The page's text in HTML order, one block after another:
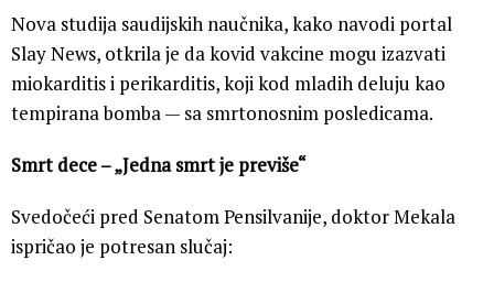
Nova studija saudijskih naučnika, kako navodi portal
Slay News, otkrila je da kovid vakcine mogu izazvati
miokarditis i perikarditis, koji kod mladih deluju kao
tempirana bomba — sa smrtonosnim posledicama.
Smrt dece – „Jedna smrt je previše“
Svedočeći pred Senatom Pensilvanije, doktor Mekala
ispričao je potresan slučaj: